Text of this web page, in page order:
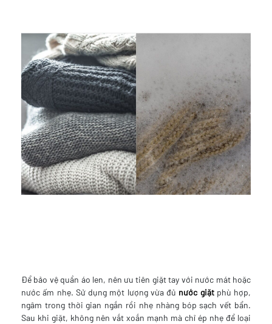
Để bảo vệ quần áo len, nên ưu tiên giặt tay với nước mát hoặc
nước ấm nhẹ. Sử dụng một lượng vừa đủ nước giặtphù hợp,
ngâm trong thời gian ngắn rồi nhẹ nhàng bóp sạch vết bẩn.
Sau khi giặt, không nên vắt xoắn mạnh mà chỉ ép nhẹ để loại